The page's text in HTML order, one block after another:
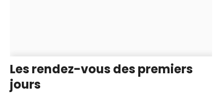
Les rendez-vous des premiers
jours